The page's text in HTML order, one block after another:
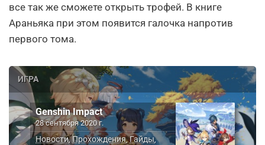
все так же сможете открыть трофей. В книге
Араньяка при этом появится галочка напротив
первого тома.
ИГРА
Genshin Impact
28 сентября 2020 г.
Новости,Прохождения,Гайды,